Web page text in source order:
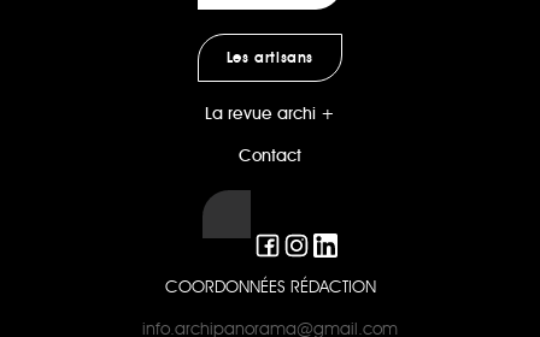
Les artisans
La revue archi +
Contact
COORDONNÉES RÉDACTION
info.archipanorama@gmail.com